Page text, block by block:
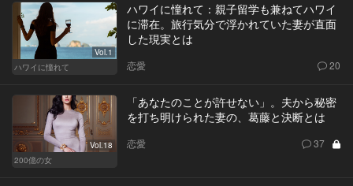
Vol.1
ハワイに憧れて
ハワイに憧れて：親子留学も兼ねてハワイ
に滞在。旅行気分で浮かれていた妻が直面
した現実とは
恋愛 20
Vol.18
200億の女
「あなたのことが許せない」。夫から秘密
を打ち明けられた妻の、葛藤と決断とは
恋愛 37